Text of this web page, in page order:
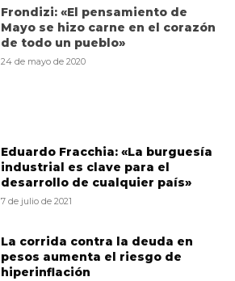
Frondizi: «El pensamiento de
Mayo se hizo carne en el corazón
de todo un pueblo»
24 de mayo de 2020
Eduardo Fracchia: «La burguesía
industrial es clave para el
desarrollo de cualquier país»
7 de julio de 2021
La corrida contra la deuda en
pesos aumenta el riesgo de
hiperinflación